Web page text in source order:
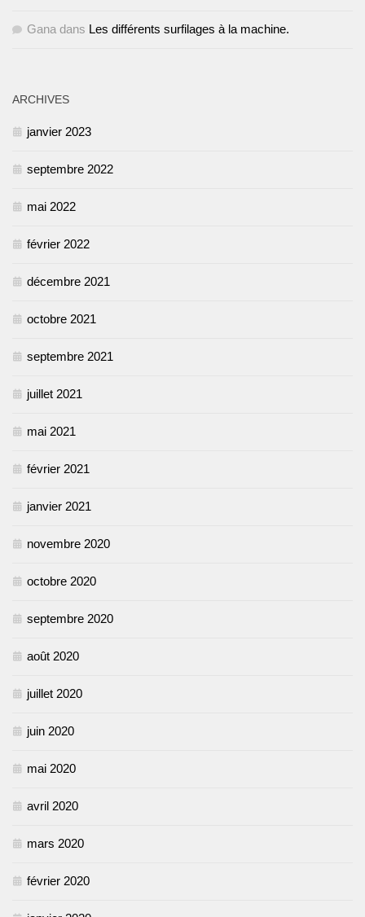
Gana dans Les différents surfilages à la machine.
ARCHIVES
janvier 2023
septembre 2022
mai 2022
février 2022
décembre 2021
octobre 2021
septembre 2021
juillet 2021
mai 2021
février 2021
janvier 2021
novembre 2020
octobre 2020
septembre 2020
août 2020
juillet 2020
juin 2020
mai 2020
avril 2020
mars 2020
février 2020